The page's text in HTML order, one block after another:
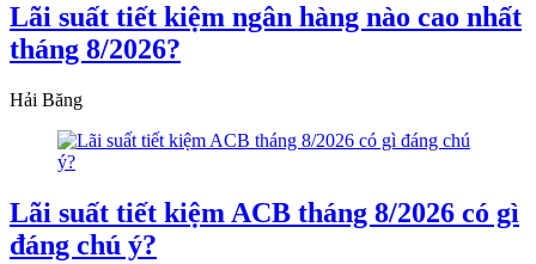
Lãi suất tiết kiệm ngân hàng nào cao nhất
tháng 8/2026?
Hải Băng
Lãi suất tiết kiệm ACB tháng 8/2026 có gì
đáng chú ý?